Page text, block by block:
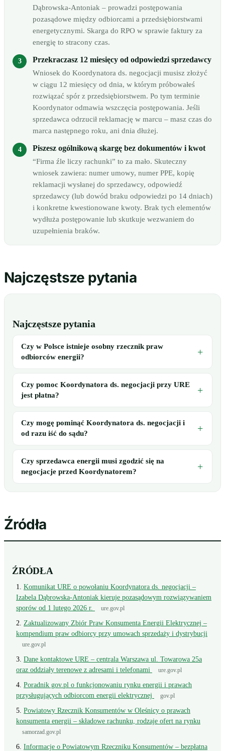
Dąbrowska-Antoniak – prowadzi postępowania
pozasądowe między odbiorcami a przedsiębiorstwami
energetycznymi. Skarga do RPO w sprawie faktury za
energię to stracony czas.
Przekraczasz 12 miesięcy od odpowiedzi sprzedawcy
Wniosek do Koordynatora ds. negocjacji musisz złożyć
w ciągu 12 miesięcy od dnia, w którym próbowałeś
rozwiązać spór z przedsiębiorstwem. Po tym terminie
Koordynator odmawia wszczęcia postępowania. Jeśli
sprzedawca odrzucił reklamację w marcu – masz czas do
marca następnego roku, ani dnia dłużej.
Piszesz ogólnikową skargę bez dokumentów i kwot
“Firma źle liczy rachunki” to za mało. Skuteczny
wniosek zawiera: numer umowy, numer PPE, kopię
reklamacji wysłanej do sprzedawcy, odpowiedź
sprzedawcy (lub dowód braku odpowiedzi po 14 dniach)
i konkretne kwestionowane kwoty. Brak tych elementów
wydłuża postępowanie lub skutkuje wezwaniem do
uzupełnienia braków.
Najczęstsze pytania
Najczęstsze pytania
Czy w Polsce istnieje osobny rzecznik praw
odbiorców energii?
Czy pomoc Koordynatora ds. negocjacji przy URE
jest płatna?
Czy mogę pominąć Koordynatora ds. negocjacji i
od razu iść do sądu?
Czy sprzedawca energii musi zgodzić się na
negocjacje przed Koordynatorem?
Źródła
ŹRÓDŁA
Komunikat URE o powołaniu Koordynatora ds. negocjacji –
Izabela Dąbrowska-Antoniak kieruje pozasądowym rozwiązywaniem
sporów od 1 lutego 2026 r.
ure.gov.pl
Zaktualizowany Zbiór Praw Konsumenta Energii Elektrycznej –
kompendium praw odbiorcy przy umowach sprzedaży i dystrybucji
ure.gov.pl
Dane kontaktowe URE – centrala Warszawa ul. Towarowa 25a
oraz oddziały terenowe z adresami i telefonami
ure.gov.pl
Poradnik gov.pl o funkcjonowaniu rynku energii i prawach
przysługujących odbiorcom energii elektrycznej
gov.pl
Powiatowy Rzecznik Konsumentów w Oleśnicy o prawach
konsumenta energii – składowe rachunku, rodzaje ofert na rynku
samorzad.gov.pl
Informacje o Powiatowym Rzeczniku Konsumentów – bezpłatna